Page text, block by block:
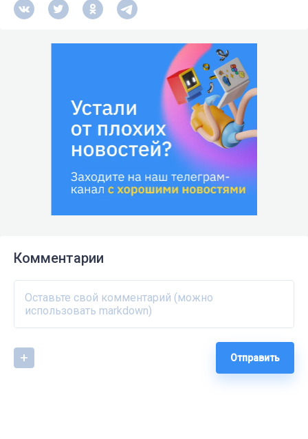
Комментарии
Отправить